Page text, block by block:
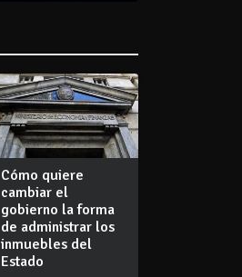
Cómo quiere
cambiar el
gobierno la forma
de administrar los
inmuebles del
Estado